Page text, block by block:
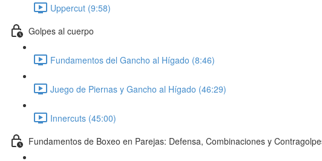
Uppercut (9:58)
Golpes al cuerpo
Fundamentos del Gancho al Hígado (8:46)
Juego de Piernas y Gancho al Hígado (46:29)
Innercuts (45:00)
Fundamentos de Boxeo en Parejas: Defensa, Combinaciones y